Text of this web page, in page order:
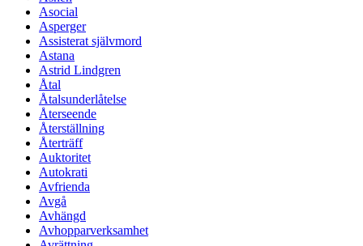
Asocial
Asperger
Assisterat självmord
Astana
Astrid Lindgren
Åtal
Åtalsunderlåtelse
Återseende
Återställning
Återträff
Auktoritet
Autokrati
Avfrienda
Avgå
Avhängd
Avhopparverksamhet